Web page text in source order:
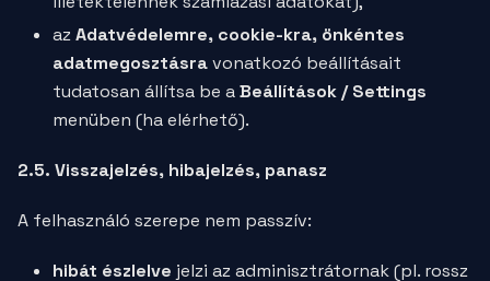
azAdatvédelemre, cookie-kra, önkéntes
adatmegosztásravonatkozó beállításait
tudatosan állítsa be aBeállítások / Settings
menüben (ha elérhető).
2.5. Visszajelzés, hibajelzés, panasz
A felhasználó szerepe nem passzív:
hibát észlelve jelzi az adminisztrátornak (pl. rossz